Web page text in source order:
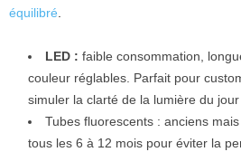
équilibré.
LED : faible consommation,
couleur réglables. Parfait pour
simuler la clarté de la lumière du
Tubes fluorescents : anciens
tous les 6 à 12 mois pour éviter la